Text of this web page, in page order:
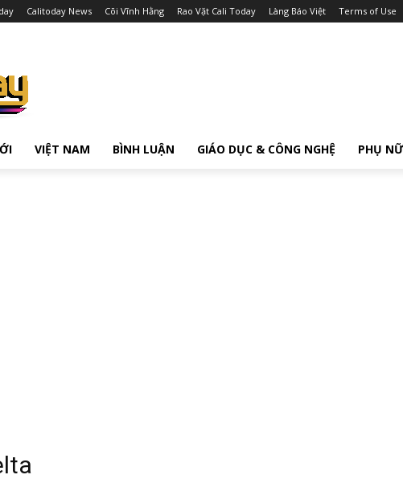
Calitoday News Cõi Vĩnh Hằng Rao Vặt Cali Today Làng Báo Việt Terms of Use
VIỆT NAM BÌNH LUẬN GIÁO DỤC & CÔNG NGHỆ PHỤ NỮ